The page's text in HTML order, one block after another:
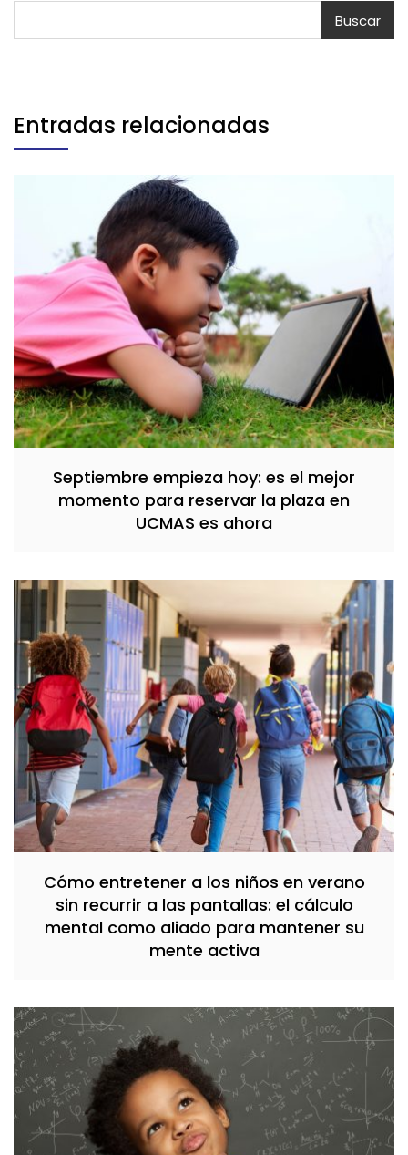
Buscar
Entradas relacionadas
Septiembre empieza hoy: es el mejor
momento para reservar la plaza en
UCMAS es ahora
Cómo entretener a los niños en verano
sin recurrir a las pantallas: el cálculo
mental como aliado para mantener su
mente activa